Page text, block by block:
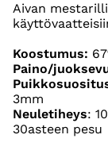
Aivan
Koostumus:
Paino/
3mm
Neuletiheys:
30asteen pesu